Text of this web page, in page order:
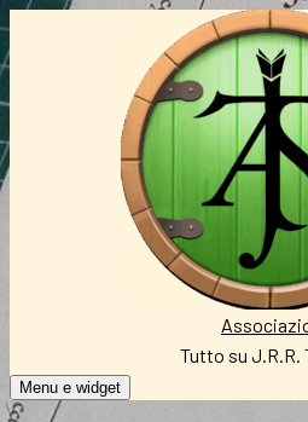
Vai
al
Tutto su J.R.R.
Menu e widget